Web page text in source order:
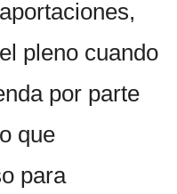
pleno cuando
por parte
que
para